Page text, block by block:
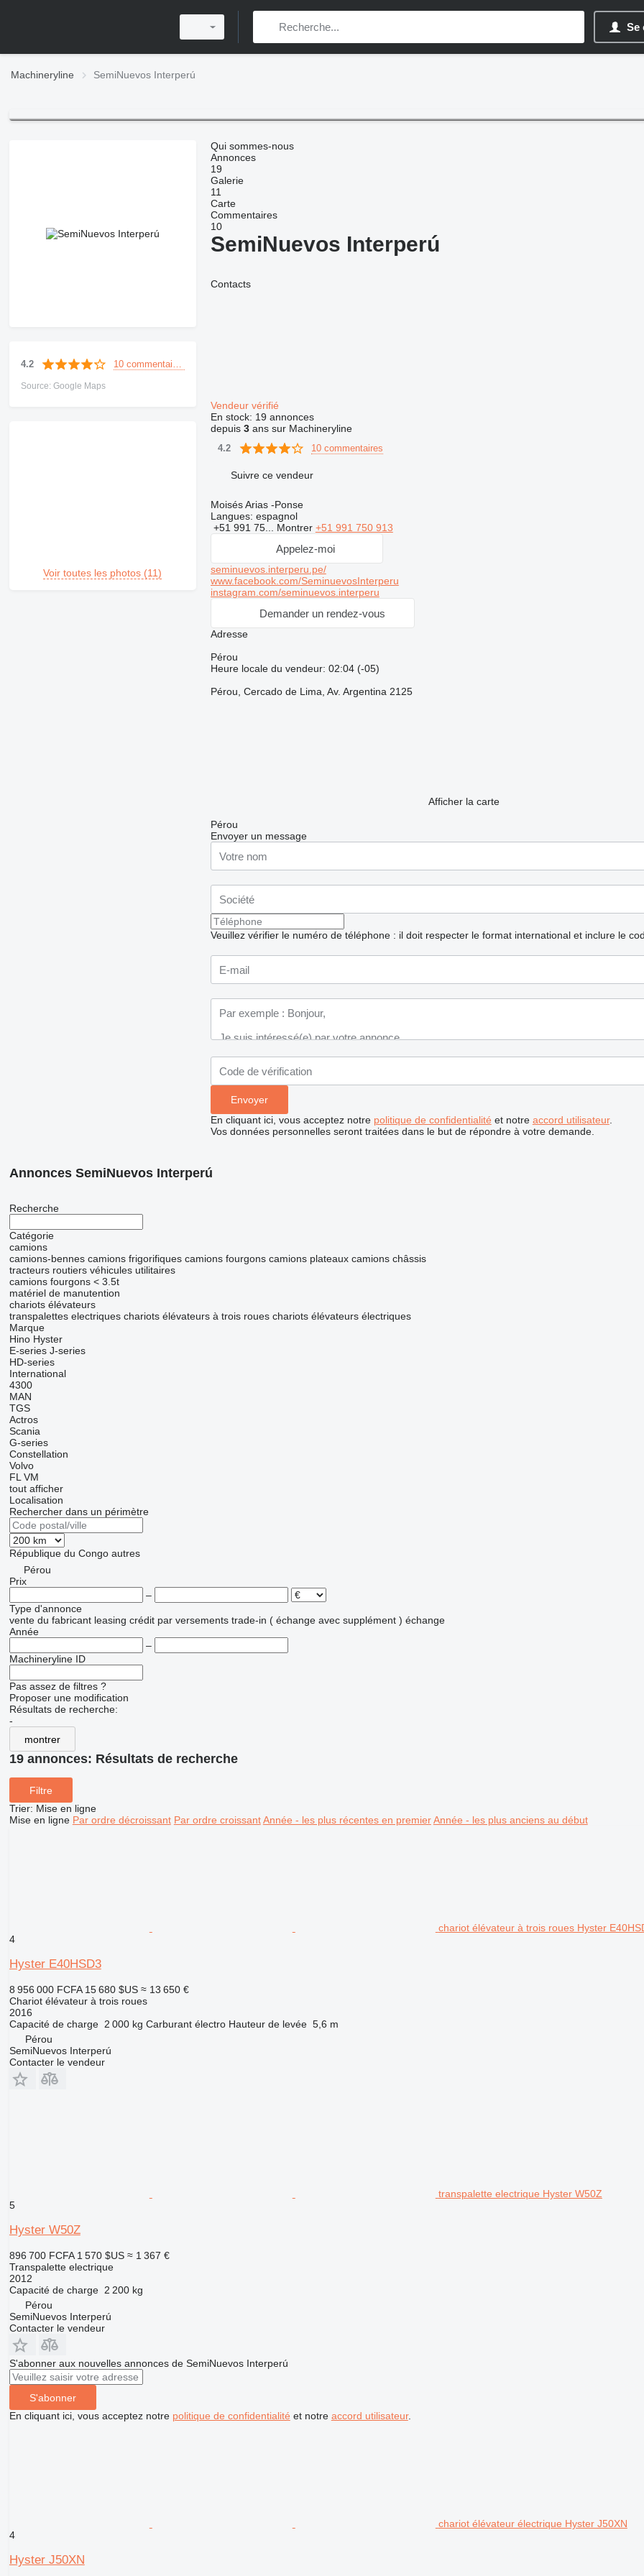
Se
Machineryline SemiNuevos Interperú
4.2
Source: Google Maps
Voir toutes les photos (11)
Qui sommes-nous
Annonces
19
Galerie
11
Carte
Commentaires
10
SemiNuevos Interperú
Contacts
Vendeur vérifié
En stock: 19 annonces
depuis 3ans sur Machineryline
4.2 10 commentaires
Suivre ce vendeur
Moisés Arias -Ponse
Langues: espagnol
+51 991 75... Montrer +51 991 750 913
Appelez-moi
seminuevos.interperu.pe/
www.facebook.com/SeminuevosInterperu
instagram.com/seminuevos.interperu
Demander un rendez-vous
Adresse
Pérou
Heure locale du vendeur: 02:04 (-05)
Pérou, Cercado de Lima, Av. Argentina 2125
Afficher la carte
Pérou
Envoyer un message
Veuillez vérifier le numéro de téléphone : il doit respecter le format international et inclure le
En cliquant ici, vous acceptez notre politique de confidentialité et notre accord utilisateur.
Vos données personnelles seront traitées dans le but de répondre à votre demande.
Annonces SemiNuevos Interperú
Recherche
Catégorie
camions
camions-bennes camions frigorifiques camions fourgons camions plateaux camions châssis
tracteurs routiers véhicules utilitaires
camions fourgons < 3.5t
matériel de manutention
chariots élévateurs
transpalettes electriques chariots élévateurs à trois roues chariots élévateurs électriques
Marque
Hino Hyster
E-series J-series
HD-series
International
4300
MAN
TGS
Actros
Scania
G-series
Constellation
Volvo
FL VM
tout afficher
Localisation
Rechercher dans un périmètre
République du Congo autres
Pérou
Prix
–
Type d'annonce
vente du fabricant leasing crédit par versements trade-in ( échange avec supplément ) échange
Année
–
Machineryline ID
Pas assez de filtres ?
Proposer une modification
Résultats de recherche:
-
montrer
19 annonces: Résultats de recherche
Filtre
Trier: Mise en ligne
Mise en ligne Par ordre décroissant Par ordre croissant Année - les plus récentes en premier Année - les plus anciens au début
chariot élévateur à trois roues Hyster
4
Hyster E40HSD3
8 956 000 FCFA 15 680 $US ≈ 13 650 €
Chariot élévateur à trois roues
2016
Capacité de charge 2 000 kg Carburant électro Hauteur de levée 5,6 m
Pérou
SemiNuevos Interperú
Contacter le vendeur
transpalette electrique Hyster W50Z
5
Hyster W50Z
896 700 FCFA 1 570 $US ≈ 1 367 €
Transpalette electrique
2012
Capacité de charge 2 200 kg
Pérou
SemiNuevos Interperú
Contacter le vendeur
S'abonner aux nouvelles annonces de SemiNuevos Interperú
S'abonner
En cliquant ici, vous acceptez notre politique de confidentialité et notre accord utilisateur.
chariot élévateur électrique Hyster J50XN
4
Hyster J50XN